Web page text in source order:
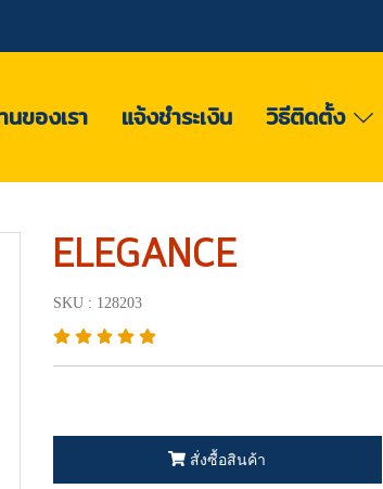
ของเรา แจ้งชำระเงิน วิธีติดตั้ง
ELEGANCE
SKU : 128203
สั่งซื้อสินค้า